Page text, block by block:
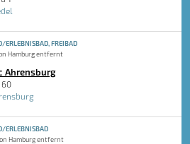
ERLEBNISBAD, FREIBAD
Hamburg entfernt
Ahrensburg
60
ERLEBNISBAD
Hamburg entfernt